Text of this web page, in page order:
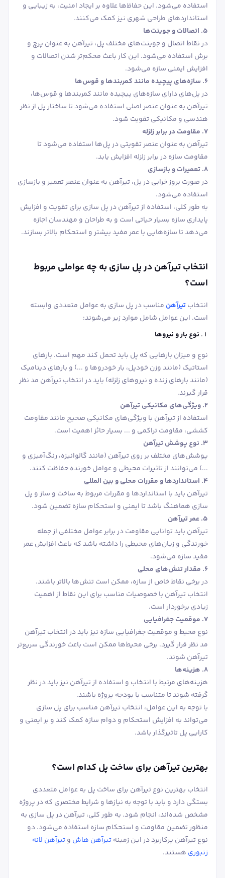
استفاده می‌شود. این حفاظ‌ها علاوه بر ایجاد امنیت، به زیبایی و
استانداردهای طراحی شهری نیز کمک می‌کنند.
5. اتصالات و جوینت‌ها
در نقاط اتصال و جوینت‌های مختلف پل، تیرآهن به عنوان پرچ و
برش استفاده می‌شود. این کار باعث محکم‌تر شدن اتصالات و
افزایش ایمنی سازه می‌شود.
6. سازه‌های پیچیده مانند کمربندها و قوس‌ها
در پل‌های دارای سازه‌های پیچیده مانند کمربندها و قوس‌ها،
تیرآهن به عنوان عنصر اصلی استفاده می‌شود تا ساختار پل از نظر
هندسی و مکانیکی تقویت شود.
7. مقاومت در برابر زلزله
تیرآهن به عنوان عنصر تقویتی در پل‌ها استفاده می‌شود تا
مقاومت سازه در برابر زلزله افزایش یابد.
8. تعمیرات و بازسازی
در صورت بروز خرابی در پل، تیرآهن به عنوان عنصر تعمیر و بازسازی
استفاده می‌شود.
به طور کلی، استفاده از تیرآهن در پل‌ سازی برای تقویت و افزایش
پایداری سازه بسیار حیاتی است و به طراحان و مهندسان اجازه
می‌دهد تا سازه‌هایی با عمر مفید بیشتر و استحکام بالاتر بسازند.
انتخاب تیرآهن در پل‌ سازی به چه عواملی مربوط
است؟
انتخابتیرآهن مناسب در پل‌ سازی به عوامل متعددی وابسته
است. این عوامل شامل موارد زیر می‌شوند:
نوع بار و نیروها
نوع و میزان بارهایی که پل باید تحمل کند مهم است. بارهای
استاتیک (مانند وزن خودپل، بار خودروها و ...) و بارهای دینامیک
(مانند بارهای زنده و نیروهای زلزله) باید در انتخاب تیرآهن مد نظر
قرار گیرند.
2. ویژگی‌های مکانیکی تیرآهن
استفاده از تیرآهن با ویژگی‌های مکانیکی صحیح مانند مقاومت
کششی، مقاومت تراکمی و ... بسیار حائز اهمیت است.
3. نوع پوشش تیرآهن
پوشش‌های مختلف بر روی تیرآهن (مانند گالوانیزه، رنگ‌آمیزی و
...) می‌توانند از تاثیرات محیطی و عوامل خورنده حفاظت کنند.
4. استانداردها و مقررات محلی و بین‌ المللی
تیرآهن باید با استانداردها و مقررات مربوط به ساخت و ساز و پل
‌سازی هماهنگ باشد تا ایمنی و استحکام سازه تضمین شود.
5. عمر تیرآهن
تیرآهن باید توانایی مقاومت در برابر عوامل مختلفی از جمله
خورندگی و زیان‌های محیطی را داشته باشد که باعث افزایش عمر
مفید سازه می‌شود.
6. مقدار تنش‌های محلی
در برخی نقاط خاص از سازه، ممکن است تنش‌ها بالاتر باشند.
انتخاب تیرآهن با خصوصیات مناسب برای این نقاط از اهمیت
زیادی برخوردار است.
7. موقعیت جغرافیایی
نوع محیط و موقعیت جغرافیایی سازه نیز باید در انتخاب تیرآهن
مد نظر قرار گیرد. برخی محیط‌ها ممکن است باعث خورندگی سریع‌تر
تیرآهن شوند.
8. هزینه‌ها
هزینه‌های مرتبط با انتخاب و استفاده از تیرآهن نیز باید در نظر
گرفته شوند تا متناسب با بودجه پروژه باشند.
با توجه به این عوامل، انتخاب تیرآهن مناسب برای پل ‌سازی
می‌تواند به افزایش استحکام و دوام سازه کمک کند و بر ایمنی و
کارایی پل تاثیرگذار باشد.
بهترین تیرآهن برای ساخت پل کدام است؟
انتخاب بهترین نوع تیرآهن برای ساخت پل به عوامل متعددی
بستگی دارد و باید با توجه به نیازها و شرایط مختصری که در پروژه
مشخص شده‌اند، انجام شود. به طور کلی، تیرآهن در پل ‌سازی به
منظور تضمین مقاومت و استحکام سازه استفاده می‌شود. دو
نوع تیرآهن پرکاربرد در این زمینهتیرآهن هاش وتیرآهن لانه
زنبوری هستند.